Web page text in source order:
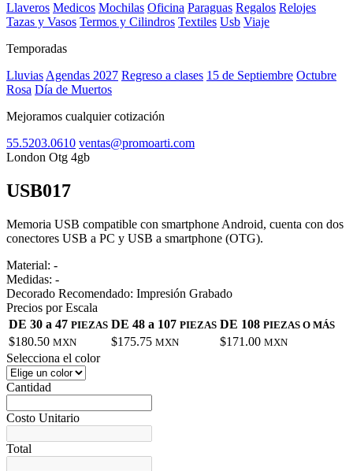
Llaveros Medicos Mochilas Oficina Paraguas Regalos Relojes
Tazas y Vasos Termos y Cilindros Textiles Usb Viaje
Temporadas
Lluvias Agendas 2027 Regreso a clases 15 de Septiembre Octubre
Rosa Día de Muertos
Mejoramos cualquier cotización
55.5203.0610 ventas@promoarti.com
London Otg 4gb
USB017
Memoria USB compatible con smartphone Android, cuenta con dos
conectores USB a PC y USB a smartphone (OTG).
Material: -
Medidas: -
Decorado Recomendado: Impresión Grabado
Precios por Escala
DE 30 a 47 PIEZAS DE 48 a 107 PIEZAS DE 108 PIEZAS O MÁS
$180.50 MXN $175.75 MXN $171.00 MXN
Selecciona el color
Cantidad
Costo Unitario
Total